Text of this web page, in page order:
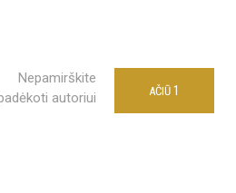
Nepamirškite
autoriui
AČIŪ 1